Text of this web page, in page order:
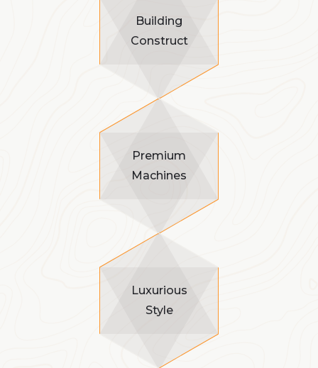
Building
Construct
Premium
Machines
Luxurious
Style